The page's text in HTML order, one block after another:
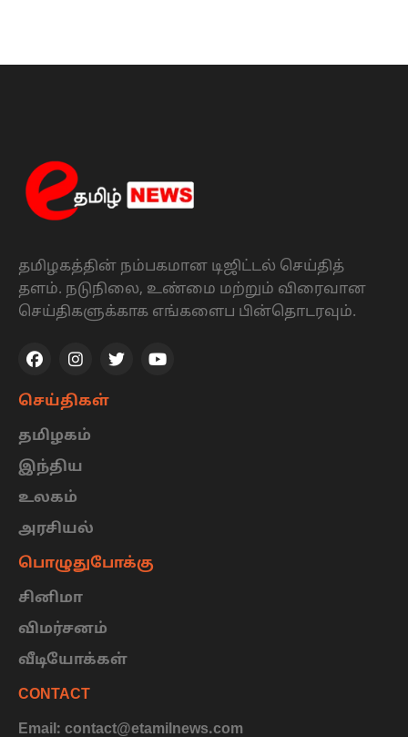
தமிழகத்தின் நம்பகமான டிஜிட்டல் செய்தித்
தளம். நடுநிலை, உண்மை மற்றும் விரைவான
செய்திகளுக்காக எங்களைப பின்தொடரவும்.
செய்திகள்
தமிழகம்
இந்திய
உலகம்
அரசியல்
பொழுதுபோக்கு
சினிமா
விமர்சனம்
வீடியோக்கள்
CONTACT
Email: contact@etamilnews.com